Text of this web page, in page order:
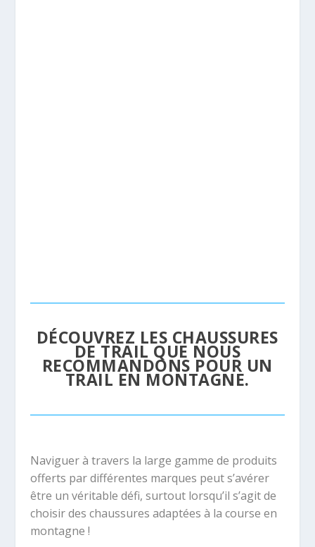
DÉCOUVREZ LES CHAUSSURES
DE TRAIL QUE NOUS
RECOMMANDONS POUR UN
TRAIL EN MONTAGNE.
Naviguer à travers la large gamme de produits
offerts par différentes marques peut s’avérer
être un véritable défi, surtout lorsqu’il s’agit de
choisir des chaussures adaptées à la course en
montagne !